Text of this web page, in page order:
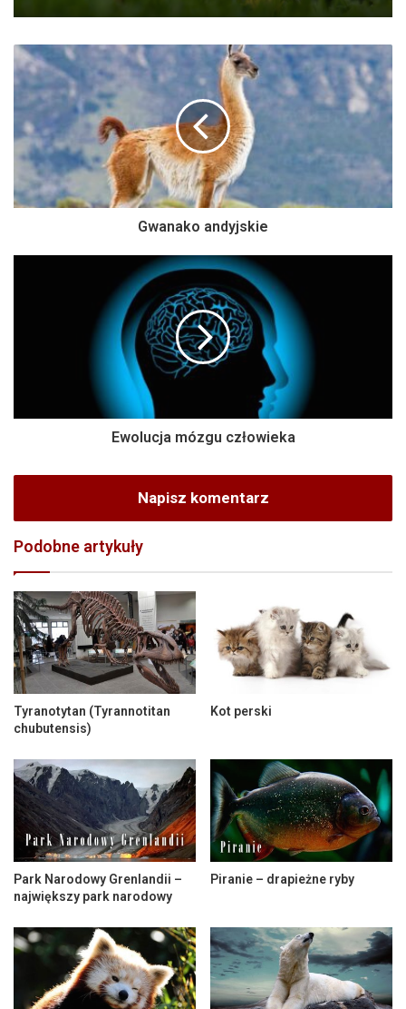
Gwanako andyjskie
Ewolucja mózgu człowieka
Napisz komentarz
Podobne artykuły
Tyranotytan (Tyrannotitan
chubutensis)
Kot perski
Park Narodowy Grenlandii –
największy park narodowy
Piranie – drapieżne ryby